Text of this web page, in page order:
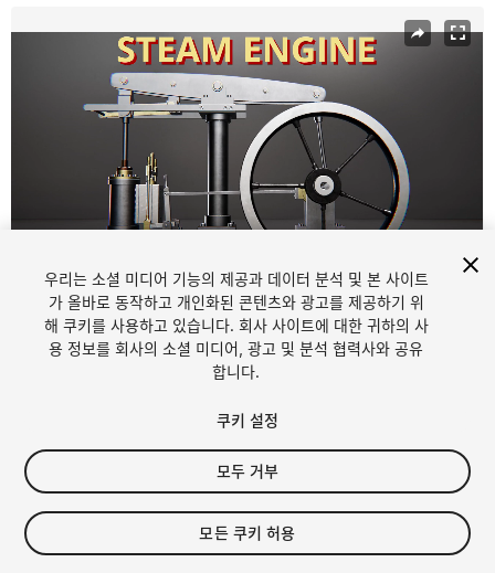
1/23
$5
세금/부가세는 결제 시 반영됩니다.
우리는 소셜 미디어 기능의 제공과 데이터 분석 및 본 사이트
가 올바로 동작하고 개인화된 콘텐츠와 광고를 제공하기 위
해 쿠키를 사용하고 있습니다. 회사 사이트에 대한 귀하의 사
용 정보를 회사의 소셜 미디어, 광고 및 분석 협력사와 공유
합니다.
쿠키 설정
모두 거부
모든 쿠키 허용